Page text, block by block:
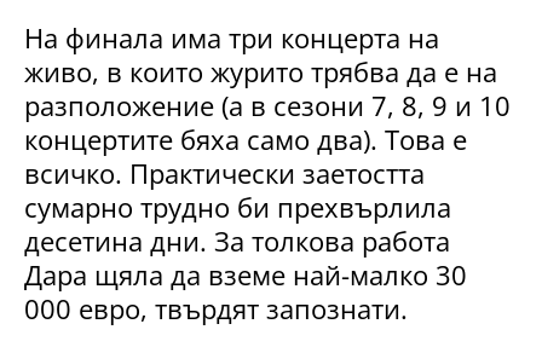
На финала има три концерта на
живо, в които журито трябва да е на
разположение (а в сезони 7, 8, 9 и 10
концертите бяха само два). Това е
всичко. Практически заетостта
сумарно трудно би прехвърлила
десетина дни. За толкова работа
Дара щяла да вземе най-малко 30
000 евро, твърдят запознати.